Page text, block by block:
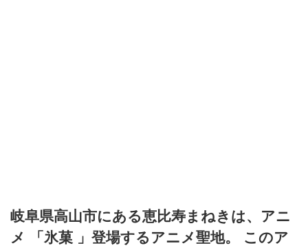
岐阜県高山市にある恵比寿まねきは、アニ
メ 「氷菓 」登場するアニメ聖地。 このア